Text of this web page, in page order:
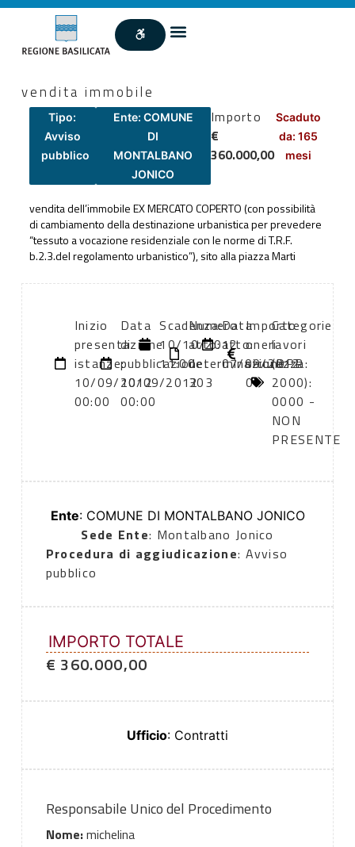
vendita immobile
Tipo:
Avviso
pubblico
Ente: COMUNE
DI
MONTALBANO
JONICO
Importo
€
360.000,00
Scaduto
da: 165
mesi
vendita dell’immobile EX MERCATO COPERTO (con possibilità
di cambiamento della destinazione urbanistica per prevedere
“tessuto a vocazione residenziale con le norme di T.R.F.
b.2.3.del regolamento urbanistico”), sito alla piazza Marti
Inizio
presentazione
istanze:
10/09/2012
00:00
Data
di
pubblicazione:
10/09/2012
00:00
Scadenza:
10/10/2012
11:00
Numero
atto:
determinazione
303
Data
atto:
07/09/2012
Importo
oneri
sicurezza:
0
Categorie
lavori
(DPR
2000):
0000 -
NON
PRESENTE
Ente: COMUNE DI MONTALBANO JONICO
Sede Ente: Montalbano Jonico
Procedura di aggiudicazione: Avviso
pubblico
IMPORTO TOTALE
€ 360.000,00
Ufficio: Contratti
Responsabile Unico del Procedimento
Nome:michelina